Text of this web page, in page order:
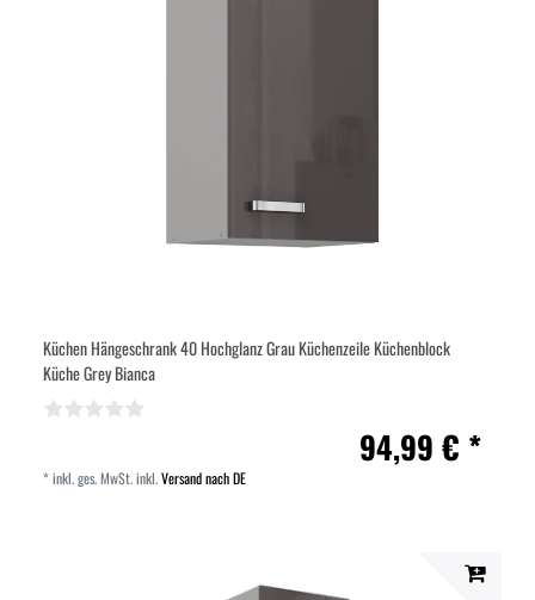
Küchen Hängeschrank 40 Hochglanz Grau Küchenzeile Küchenblock
Küche Grey Bianca
94,99 € *
*inkl. ges. MwSt.inkl.Versand nach DE